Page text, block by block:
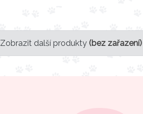
Zobrazit další produkty (bez zařazení)